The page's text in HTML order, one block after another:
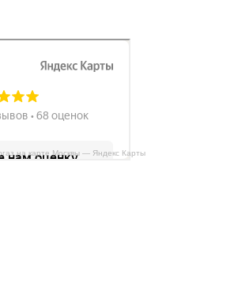
на карте Москвы — Яндекс Карты